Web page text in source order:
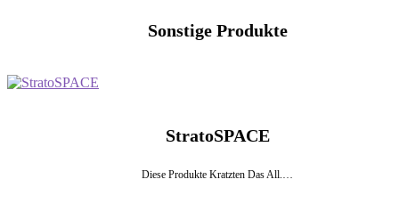
Sonstige Produkte
StratoSPACE
Diese Produkte Kratzten Das All.…